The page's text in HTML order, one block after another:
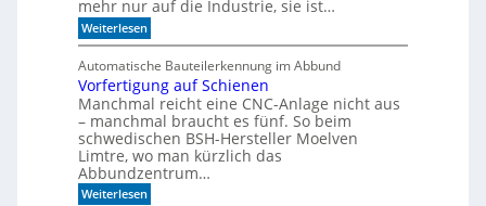
o
r
e
n
e
r
r
e
a
l
r
S
e
r
i
e
mehr nur auf die Industrie, sie ist…
Weiterlesen:
W
n
n
l
o
h
n
t
s
i
Automatische Bauteilerkennung im Abbund
Vorfertigung auf Schienen
Manchmal reicht eine CNC-Anlage nicht aus
– manchmal braucht es fünf. So beim
schwedischen BSH-Hersteller Moelven
Limtre, wo man kürzlich das
Abbundzentrum…
Weiterlesen: